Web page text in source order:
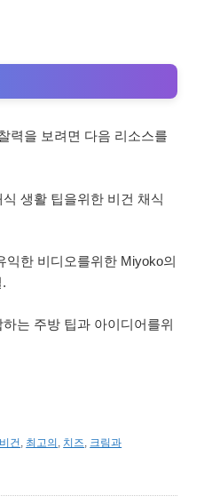
력을 보려면 다음 리소스를
생활 팁을위한 비건 채식
익한 비디오를위한 Miyoko의
는 주방 팁과 아이디어를위
비건 , 최고의 , 치즈, 크림과